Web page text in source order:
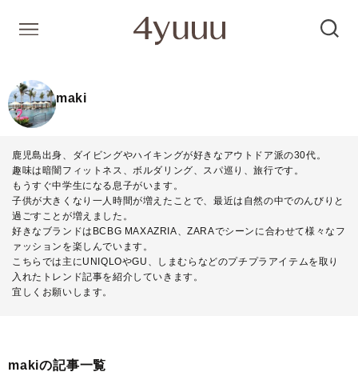
maki
鹿児島出身、ダイビングやハイキングが好きなアウトドア派の30代。
趣味は暗闇フィットネス、ボルダリング、スパ巡り、旅行です。
もうすぐ中学生になる息子がいます。
子供が大きくなり一人時間が増えたことで、最近は自然の中でのんびりと
過ごすことが増えました。
好きなブランドはBCBG MAXAZRIA、ZARAでシーンに合わせて様々なフ
ァッションを楽しんでいます。
こちらでは主にUNIQLOやGU、しまむらなどのプチプラアイテムを取り
入れたトレンド記事を紹介していきます。
宜しくお願いします。
makiの記事一覧